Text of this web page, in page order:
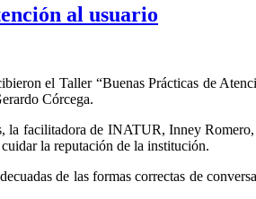
al usuario
el Taller “Buenas Prácticas de
Córcega.
facilitadora de INATUR, Inney
la reputación de la institución.
de las formas correctas de